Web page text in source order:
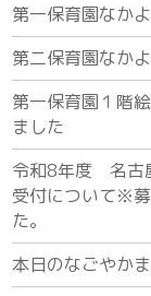
第一保育園なか
第二保育園なか
第一保育園１階
ました
令和8年度 名古
受付について※
た。
本日のなごやか